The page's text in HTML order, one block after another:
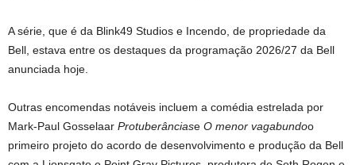
A série, que é da Blink49 Studios e Incendo, de propriedade da
Bell, estava entre os destaques da programação 2026/27 da Bell
anunciada hoje.
Outras encomendas notáveis ​​incluem a comédia estrelada por
Mark-Paul Gosselaar Protuberânciase O menor vagabundoo
primeiro projeto do acordo de desenvolvimento e produção da Bell